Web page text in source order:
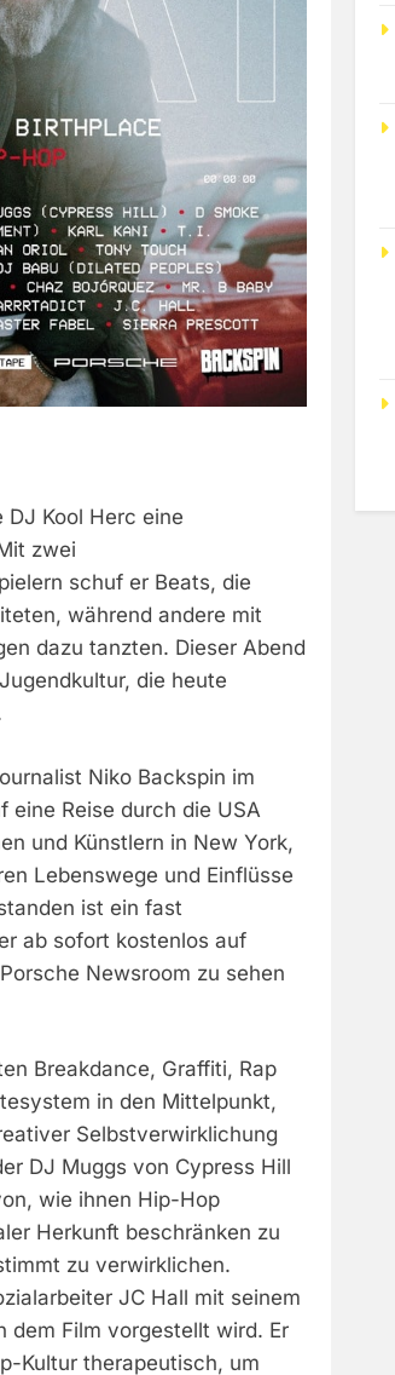
DJ Kool Herc eine
zwei
schuf er Beats, die
während andere mit
dazu tanzten. Dieser Abend
die heute
Niko Backspin im
eine Reise durch die USA
und Künstlern in New York,
Lebenswege und Einflüsse
ist ein fast
ab sofort kostenlos auf
Newsroom zu sehen
Breakdance, Graffiti, Rap
in den Mittelpunkt,
Selbstverwirklichung
DJ Muggs von Cypress Hill
wie ihnen Hip-Hop
Herkunft beschränken zu
zu verwirklichen.
JC Hall mit seinem
dem Film vorgestellt wird. Er
Kultur therapeutisch, um